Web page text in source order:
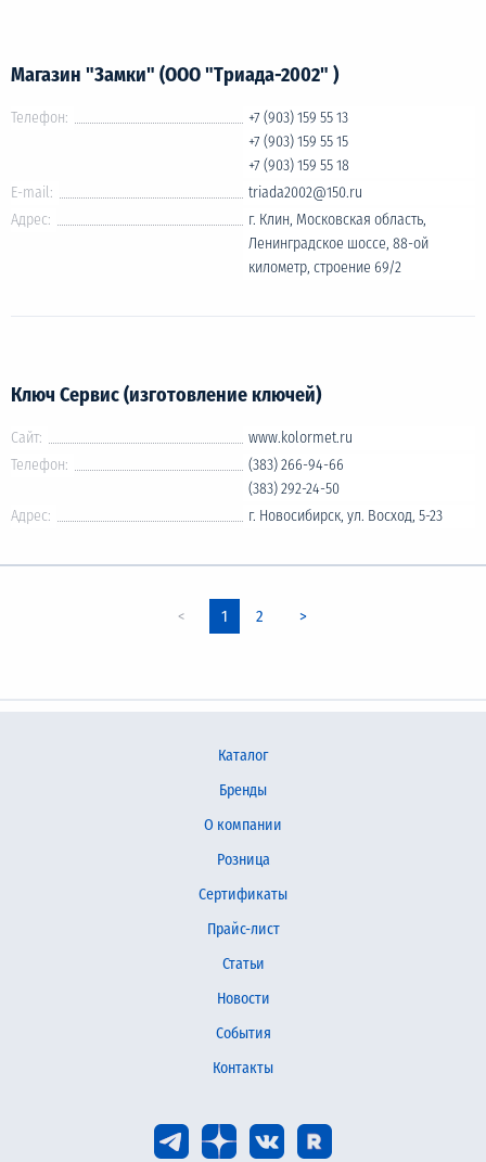
Магазин "Замки" (ООО "Триада-2002" )
Телефон:
+7 (903) 159 55 13
+7 (903) 159 55 15
+7 (903) 159 55 18
E-mail:
triada2002@150.ru
Адрес:
г. Клин, Московская область,
Ленинградское шоссе, 88-ой
километр, строение 69/2
Ключ Сервис (изготовление ключей)
Сайт:
www.kolormet.ru
Телефон:
(383) 266-94-66
(383) 292-24-50
Адрес:
г. Новосибирск, ул. Восход, 5-23
1 2
Каталог
Бренды
О компании
Розница
Сертификаты
Прайс-лист
Статьи
Новости
События
Контакты